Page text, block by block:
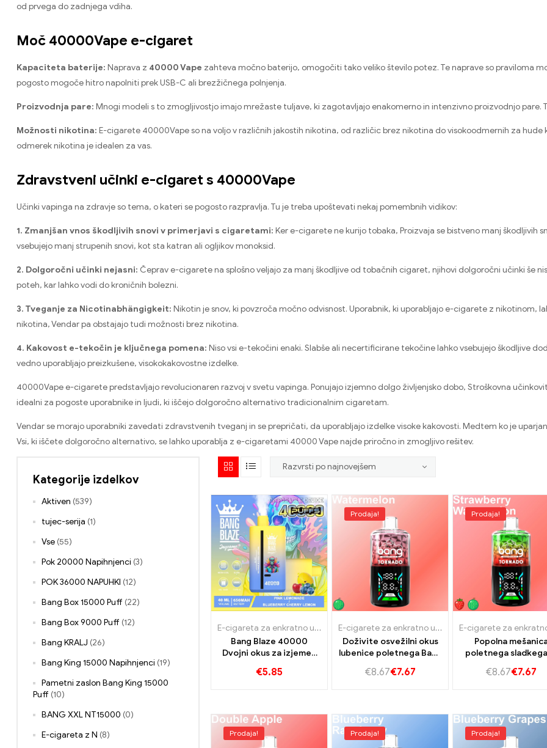
od prvega do zadnjega vdiha.
Moč 40000Vape e-cigaret
Kapaciteta baterije: Naprava z 40000 Vape zahteva močno baterijo, omogočiti tako veliko število potez. Te naprave so praviloma
pogosto mogoče hitro napolniti prek USB-C ali brezžičnega polnjenja.
Proizvodnja pare: Mnogi modeli s to zmogljivostjo imajo mrežaste tuljave, ki zagotavljajo enakomerno in intenzivno proizvodnjo pare.
Možnosti nikotina: E-cigarete 40000Vape so na voljo v različnih jakostih nikotina, od različic brez nikotina do visokoodmernih za
odmerek nikotina je idealen za vas.
Zdravstveni učinki e-cigaret s 40000Vape
Učinki vapinga na zdravje so tema, o kateri se pogosto razpravlja. Tu je treba upoštevati nekaj pomembnih vidikov:
1. Zmanjšan vnos škodljivih snovi v primerjavi s cigaretami: Ker e-cigarete ne kurijo tobaka, Proizvaja se bistveno manj
vsebujejo manj strupenih snovi, kot sta katran ali ogljikov monoksid.
2. Dolgoročni učinki nejasni: Čeprav e-cigarete na splošno veljajo za manj škodljive od tobačnih cigaret, njihovi dolgoročni učinki še
poteh, kar lahko vodi do kroničnih bolezni.
3. Tveganje za Nicotinabhängigkeit: Nikotin je snov, ki povzroča močno odvisnost. Uporabnik, ki uporabljajo e-cigarete z nikotinom,
nikotina, Vendar pa obstajajo tudi možnosti brez nikotina.
4. Kakovost e-tekočin je ključnega pomena: Niso vsi e-tekočini enaki. Slabše ali necertificirane tekočine lahko vsebujejo škodljive
vedno uporabljajo preizkušene, visokokakovostne izdelke.
40000Vape e-cigarete predstavljajo revolucionaren razvoj v svetu vapinga. Ponujajo izjemno dolgo življenjsko dobo, Stroškovna
idealni za pogoste uporabnike in ljudi, ki iščejo dolgoročno alternativo tradicionalnim cigaretam.
Vendar se morajo uporabniki zavedati zdravstvenih tveganj in se prepričati, da uporabljajo izdelke visoke kakovosti. Medtem ko je
Vsi, ki iščete dolgoročno alternativo, se lahko uporablja z e-cigaretami 40000 Vape najde priročno in zmogljivo rešitev.
E-cigareta za enkratno uporabo z nikotinom , E-cigarete za enkratno uporabo
Bang Blaze 40000
Dvojni okus za izjemen
€5.85
Prodaja!
E-cigarete za enkratno uporabo Slovaška , E-cigarete
Doživite osvežilni okus
lubenice poletnega Bang
€8.67€7.67
Prodaja!
Popolna
poletnega
40K Strawberry-
€8.67€7.67
Prodaja! Prodaja! Prodaja!
Kategorije izdelkov
Aktiven (539)
tujec-serija (1)
Vse (55)
Pok 20000 Napihnjenci (3)
POK 36000 NAPUHKI (12)
Bang Box 15000 Puff (22)
Bang Box 9000 Puff (12)
Bang KRALJ (26)
Bang King 15000 Napihnjenci (19)
Pametni zaslon Bang King 15000
Puff (10)
BANG XXL NT15000 (0)
E-cigareta z N (8)